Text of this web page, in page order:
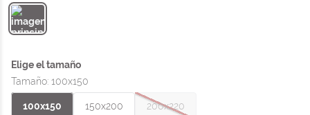
Tamaño: 100x150
100x150 150x200 200x220